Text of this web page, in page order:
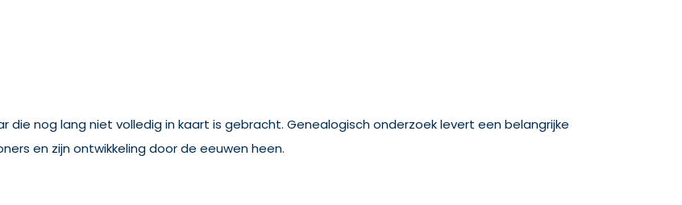
die nog lang niet volledig in kaart is gebracht. Genealogisch onderzoek levert een belangrijke
en zijn ontwikkeling door de eeuwen heen.